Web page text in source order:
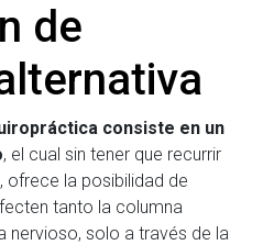
de
consiste en un
, el cual sin tener que recurrir
ofrece la posibilidad de
tanto la columna
nervioso, solo a través de la